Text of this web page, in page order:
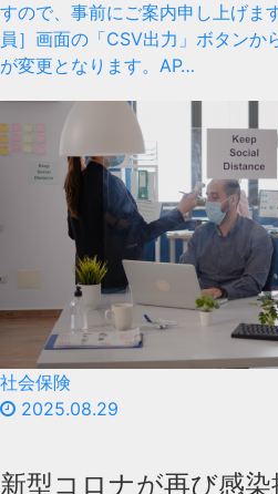
すので、事前にご案内申し上げま
員］画面の「CSV出力」ボタンか
が変更となります。AP…
社会保険
2025.08.29
新型コロナが再び感